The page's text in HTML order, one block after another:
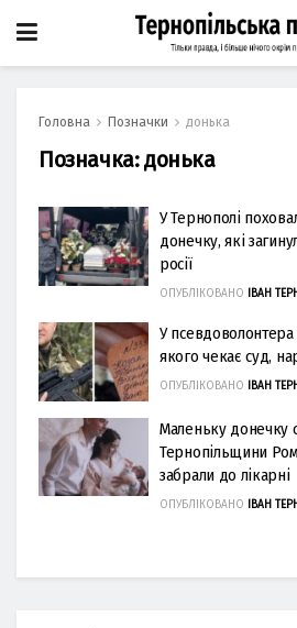
Головна Позначки донька
Позначка:донька
У Тернополі
донечку, які
росії
ОПУБЛІКОВАНО ІВАН
У
якого чекає суд,
ОПУБЛІКОВАНО ІВАН
Маленьку донечку
Тернопільщини
забрали до лікарні
ОПУБЛІКОВАНО ІВАН